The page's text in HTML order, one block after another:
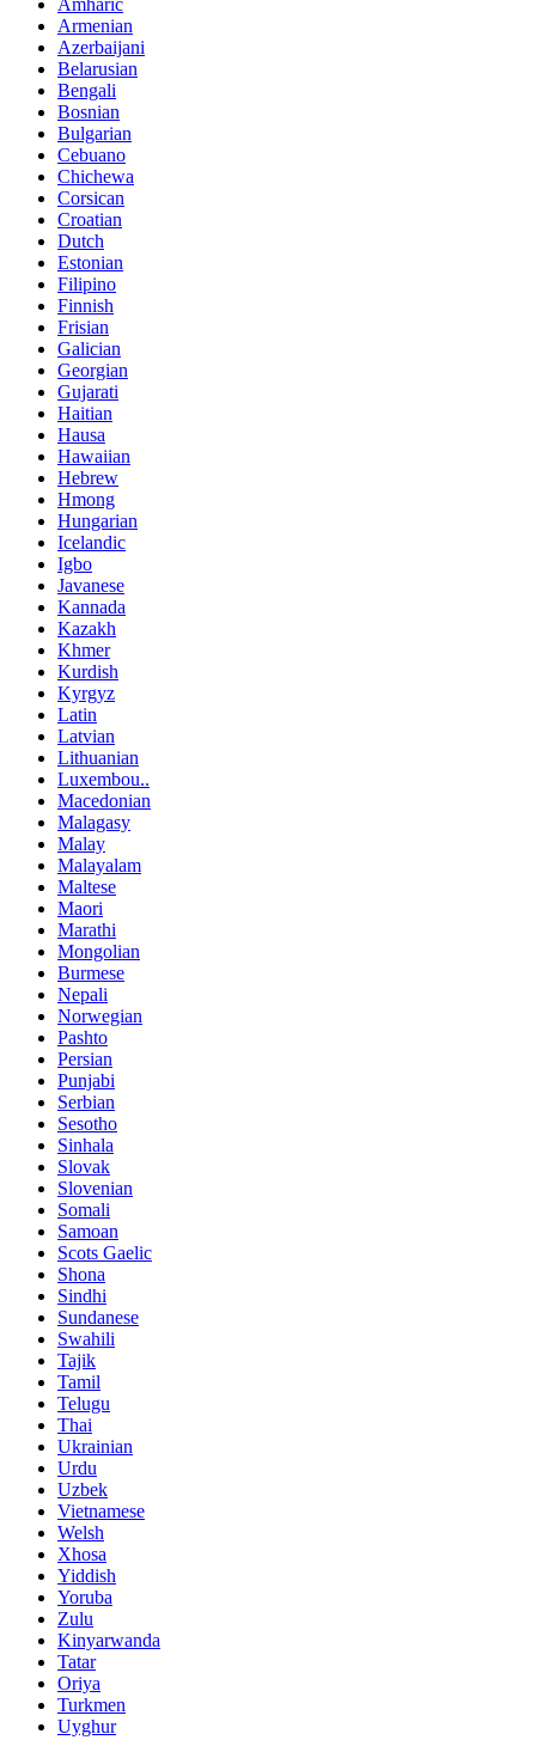
Amharic
Armenian
Azerbaijani
Belarusian
Bengali
Bosnian
Bulgarian
Cebuano
Chichewa
Corsican
Croatian
Dutch
Estonian
Filipino
Finnish
Frisian
Galician
Georgian
Gujarati
Haitian
Hausa
Hawaiian
Hebrew
Hmong
Hungarian
Icelandic
Igbo
Javanese
Kannada
Kazakh
Khmer
Kurdish
Kyrgyz
Latin
Latvian
Lithuanian
Luxembou..
Macedonian
Malagasy
Malay
Malayalam
Maltese
Maori
Marathi
Mongolian
Burmese
Nepali
Norwegian
Pashto
Persian
Punjabi
Serbian
Sesotho
Sinhala
Slovak
Slovenian
Somali
Samoan
Scots Gaelic
Shona
Sindhi
Sundanese
Swahili
Tajik
Tamil
Telugu
Thai
Ukrainian
Urdu
Uzbek
Vietnamese
Welsh
Xhosa
Yiddish
Yoruba
Zulu
Kinyarwanda
Tatar
Oriya
Turkmen
Uyghur